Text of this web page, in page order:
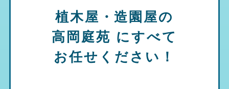
植木屋・造園屋の
高岡庭苑 にすべて
お任せください！